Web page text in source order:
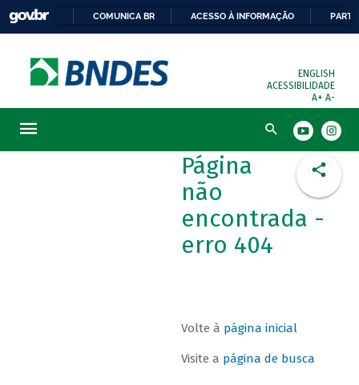
COMUNICA BR ACESSO À INFORMAÇÃO
ENGLISH
ACESSIBILIDADE
A+ A-
Busca
Página
não
encontrada -
erro 404
Volte à página inicial
Visite a página de busca